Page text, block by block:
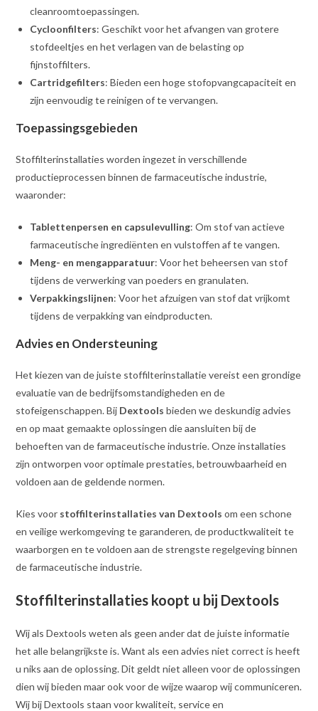
cleanroomtoepassingen.
Cycloonfilters: Geschikt voor het afvangen van grotere
stofdeeltjes en het verlagen van de belasting op
fijnstoffilters.
Cartridgefilters: Bieden een hoge stofopvangcapaciteit en
zijn eenvoudig te reinigen of te vervangen.
Toepassingsgebieden
Stoffilterinstallaties worden ingezet in verschillende
productieprocessen binnen de farmaceutische industrie,
waaronder:
Tablettenpersen en capsulevulling: Om stof van actieve
farmaceutische ingrediënten en vulstoffen af te vangen.
Meng- en mengapparatuur: Voor het beheersen van stof
tijdens de verwerking van poeders en granulaten.
Verpakkingslijnen: Voor het afzuigen van stof dat vrijkomt
tijdens de verpakking van eindproducten.
Advies en Ondersteuning
Het kiezen van de juiste stoffilterinstallatie vereist een grondige
evaluatie van de bedrijfsomstandigheden en de
stofeigenschappen. Bij Dextools bieden we deskundig advies
en op maat gemaakte oplossingen die aansluiten bij de
behoeften van de farmaceutische industrie. Onze installaties
zijn ontworpen voor optimale prestaties, betrouwbaarheid en
voldoen aan de geldende normen.
Kies voor stoffilterinstallaties van Dextools om een schone
en veilige werkomgeving te garanderen, de productkwaliteit te
waarborgen en te voldoen aan de strengste regelgeving binnen
de farmaceutische industrie.
Stoffilterinstallaties koopt u bij Dextools
Wij als Dextools weten als geen ander dat de juiste informatie
het alle belangrijkste is. Want als een advies niet correct is heeft
u niks aan de oplossing. Dit geldt niet alleen voor de oplossingen
dien wij bieden maar ook voor de wijze waarop wij communiceren.
Wij bij Dextools staan voor kwaliteit, service en